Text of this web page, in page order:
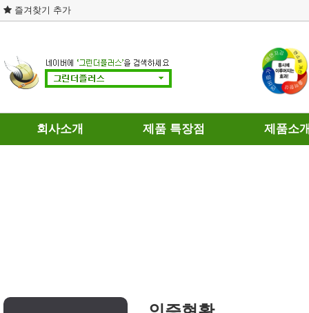
즐겨찾기 추가
회사소개 제품 특장점 제품소